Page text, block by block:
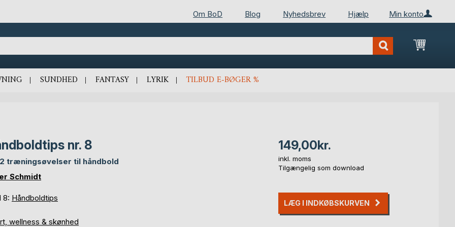
Min konto
Om BoD Blog Nyhedsbrev Hjælp
Min
SUNDHED FANTASY LYRIK TILBUD E-BØGER %
nr. 8
træningsøvelser til håndbold
Schmidt
8: Håndboldtips
wellness & skønhed
149,00kr.
inkl. moms
Tilgængelig som download
LÆG I INDKØBSKURVEN